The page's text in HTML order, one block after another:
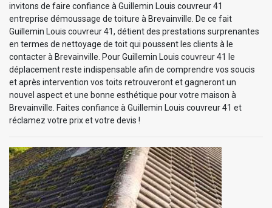
invitons de faire confiance à Guillemin Louis couvreur 41
entreprise démoussage de toiture à Brevainville. De ce fait
Guillemin Louis couvreur 41, détient des prestations surprenantes
en termes de nettoyage de toit qui poussent les clients à le
contacter à Brevainville. Pour Guillemin Louis couvreur 41 le
déplacement reste indispensable afin de comprendre vos soucis
et après intervention vos toits retrouveront et gagneront un
nouvel aspect et une bonne esthétique pour votre maison à
Brevainville. Faites confiance à Guillemin Louis couvreur 41 et
réclamez votre prix et votre devis !